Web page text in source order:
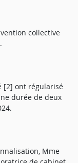
collective
[2] ont régularisé
durée de deux
Mme